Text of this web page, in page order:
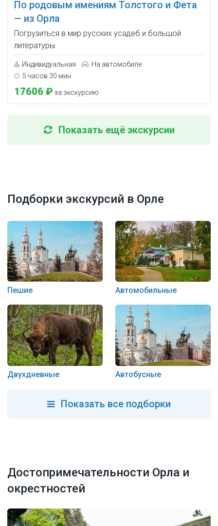
По родовым имениям Толстого и Фета
— из Орла
Погрузиться в мир русских усадеб и большой
литературы.
Индивидуальная
На автомобиле
5 часов 30 мин.
17606 ₽ за экскурсию
Показать ещё экскурсии
Подборки экскурсий в Орле
Пешие Автомобильные
Двухдневные Автобусные
Показать все подборки
Достопримечательности Орла и
окрестностей